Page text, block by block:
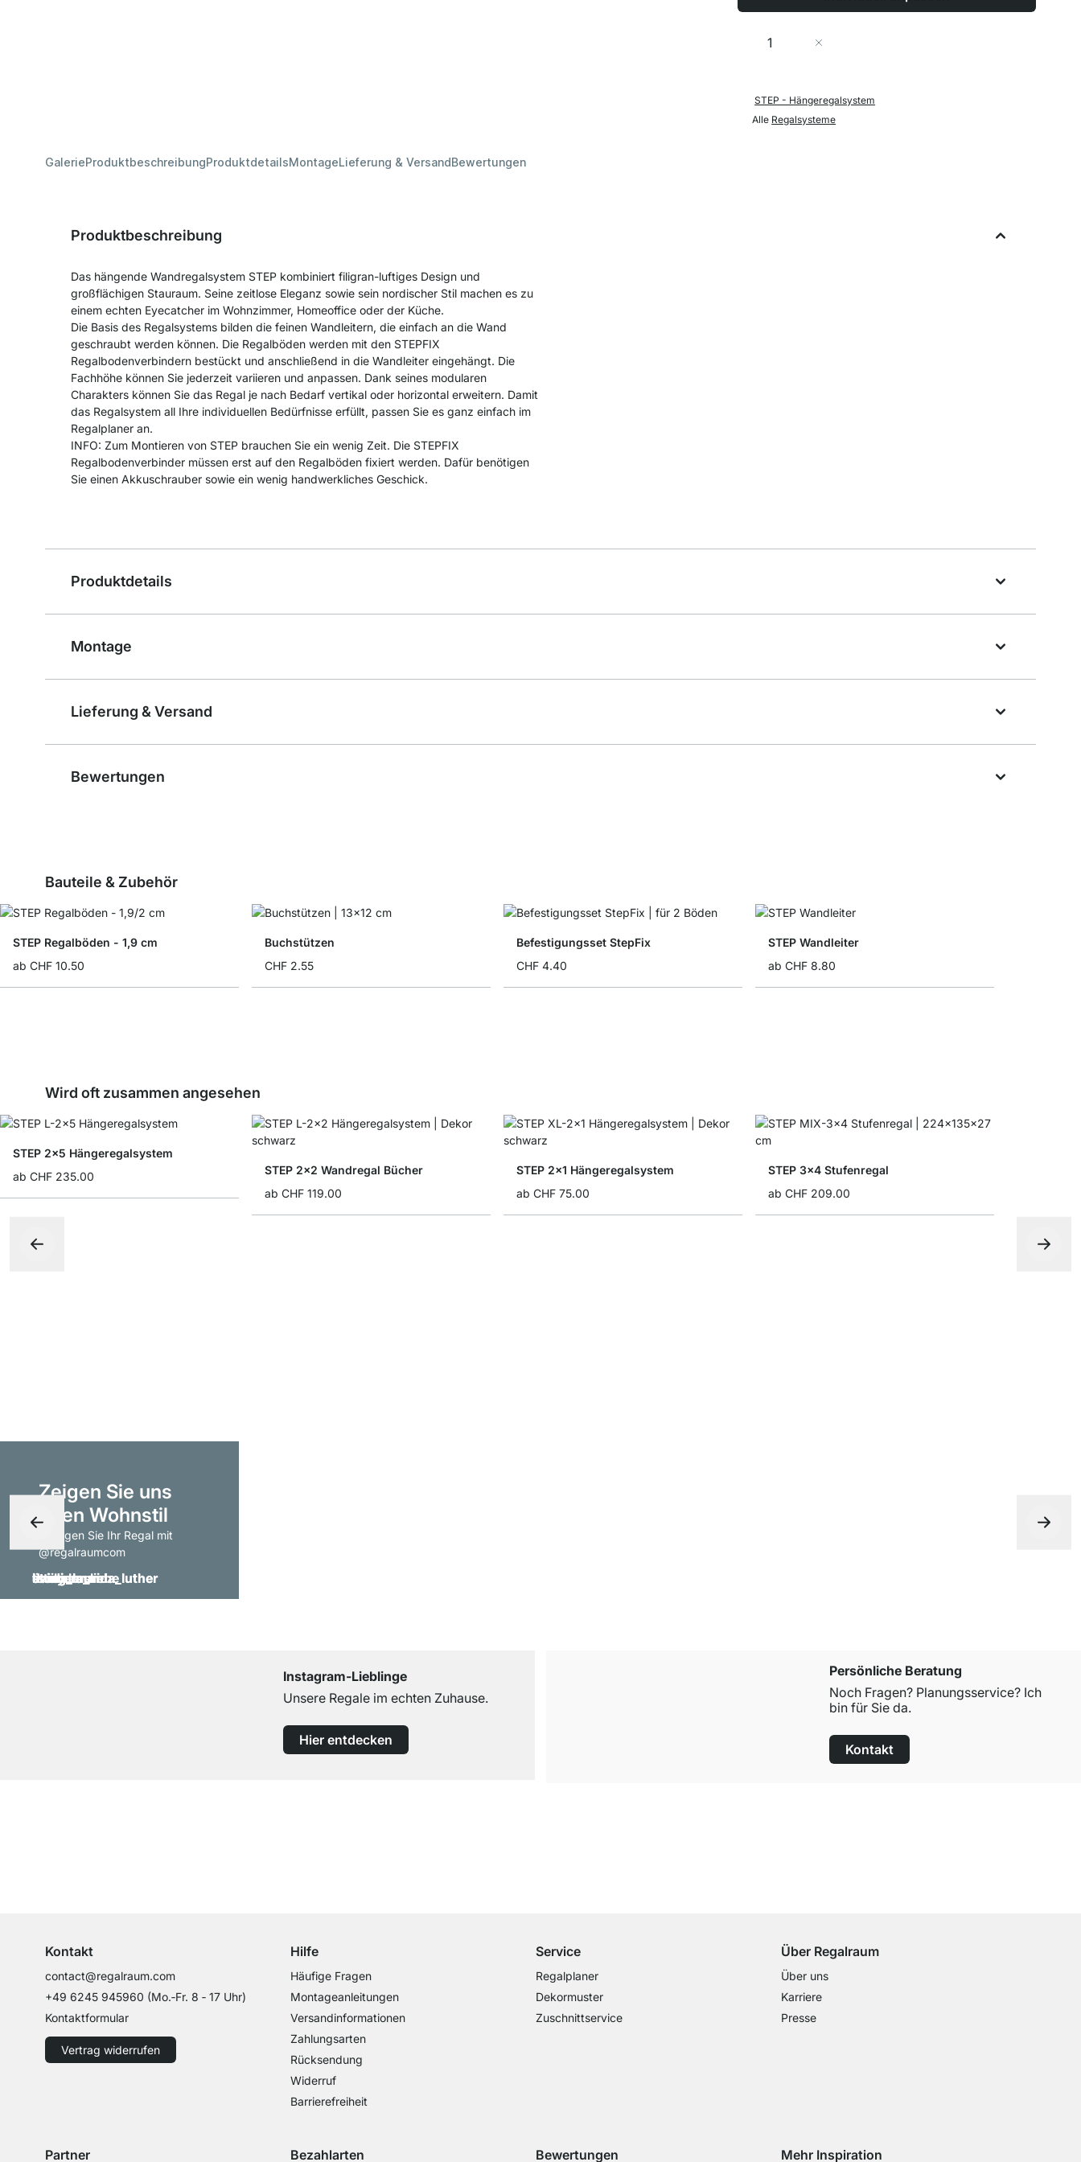
Menge
STEP - Hängeregalsystem
Alle Regalsysteme
GalerieProduktbeschreibungProduktdetailsMontageLieferung & VersandBewertungen
Produktbeschreibung
Das hängende Wandregalsystem STEP kombiniert filigran-luftiges Design und
großflächigen Stauraum. Seine zeitlose Eleganz sowie sein nordischer Stil machen es zu
einem echten Eyecatcher im Wohnzimmer, Homeoffice oder der Küche.
Die Basis des Regalsystems bilden die feinen Wandleitern, die einfach an die Wand
geschraubt werden können. Die Regalböden werden mit den STEPFIX
Regalbodenverbindern bestückt und anschließend in die Wandleiter eingehängt. Die
Fachhöhe können Sie jederzeit variieren und anpassen. Dank seines modularen
Charakters können Sie das Regal je nach Bedarf vertikal oder horizontal erweitern. Damit
das Regalsystem all Ihre individuellen Bedürfnisse erfüllt, passen Sie es ganz einfach im
Regalplaner an.
INFO: Zum Montieren von STEP brauchen Sie ein wenig Zeit. Die STEPFIX
Regalbodenverbinder müssen erst auf den Regalböden fixiert werden. Dafür benötigen
Sie einen Akkuschrauber sowie ein wenig handwerkliches Geschick.
Produktdetails
Montage
Lieferung & Versand
Bewertungen
Bauteile & Zubehör
STEP Regalböden - 1,9 cm
ab CHF 10.50
Buchstützen
CHF 2.55
Befestigungsset StepFix
CHF 4.40
STEP Wandleiter
ab CHF 8.80
Wird oft zusammen angesehen
STEP 2x5 Hängeregalsystem
ab CHF 235.00
STEP 2x2 Wandregal Bücher
ab CHF 119.00
STEP 2x1 Hängeregalsystem
ab CHF 75.00
STEP 3x4 Stufenregal
ab CHF 209.00
Zeigen Sie uns
Ihren Wohnstil
- taggen Sie Ihr Regal mit
@regalraumcom
Instagram-Lieblinge
Unsere Regale im echten Zuhause.
Hier entdecken
Persönliche Beratung
Noch Fragen? Planungsservice? Ich
bin für Sie da.
Kontakt
Kontakt
contact@regalraum.com
+49 6245 945960 (Mo.‑Fr. 8 ‑ 17 Uhr)
Kontaktformular
Vertrag widerrufen
Hilfe
Häufige Fragen
Montageanleitungen
Versandinformationen
Zahlungsarten
Rücksendung
Widerruf
Barrierefreiheit
Service
Regalplaner
Dekormuster
Zuschnittservice
Über Regalraum
Über uns
Karriere
Presse
Partner Bezahlarten Bewertungen Mehr Inspiration